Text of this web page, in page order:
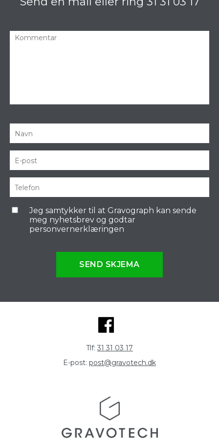
Jeg samtykker til at Gravograph kan sende
meg nyhetsbrev og godtar
personvernerklæringen
SEND SKJEMA
Tlf: 31 31 03 17
E-post: post@gravotech.dk